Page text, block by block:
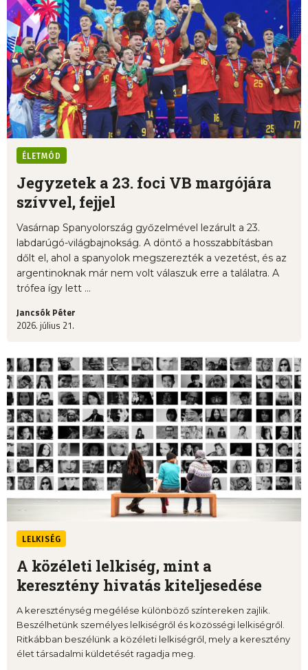
ÉLETMÓD
Jegyzetek a 23. foci VB margójára
szívvel, fejjel
Vasárnap Spanyolország győzelmével lezárult a 23.
labdarúgó-világbajnokság. A döntő a hosszabbításban
dőlt el, ahol a spanyolok megszerezték a vezetést, és az
argentinoknak már nem volt válaszuk erre a találatra. A
trófea így lett ...
Jancsók Péter
2026. július 21.
LELKISÉG
A közéleti lelkiség, mint a
keresztény hivatás kiteljesedése
A kereszténység megélése különböző színtereken zajlik.
Beszélhetünk személyes lelkiségről és közösségi lelkiségről.
Ritkábban beszélünk a közéleti lelkiségről, mely a keresztény
élet társadalmi küldetését ragadja meg.